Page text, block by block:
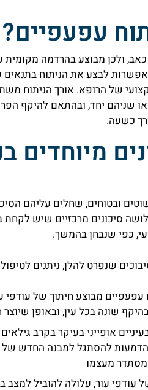
עפעפיים?
כאב, ולכן מבוצע בהרדמה
אפשרות לבצע את הניתוח
של הרופא. אורך הניתוח
שניהם יחד, ובהתאם להיקף
כשעה.
מיוחדים
ובטוחים, שחלים עליהם
סיכונים מרכזיים שיש
כפי שנבחן בהמשך.
שנפרט להלן, ניתנים לטיפול
עפעפיים מבוצע חיתוך של עודפי
שונה בכל עין, ובאופן שיוצר
אופייני בעיקר בקרב
הדמעות להסתגל למבנה החדש
מעצמו
עודפי עור, עלולה להוביל למצב